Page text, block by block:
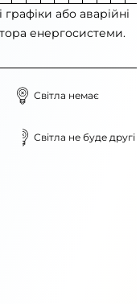
або аварійні
енергосистеми.
Світла немає
Світла не буде другі